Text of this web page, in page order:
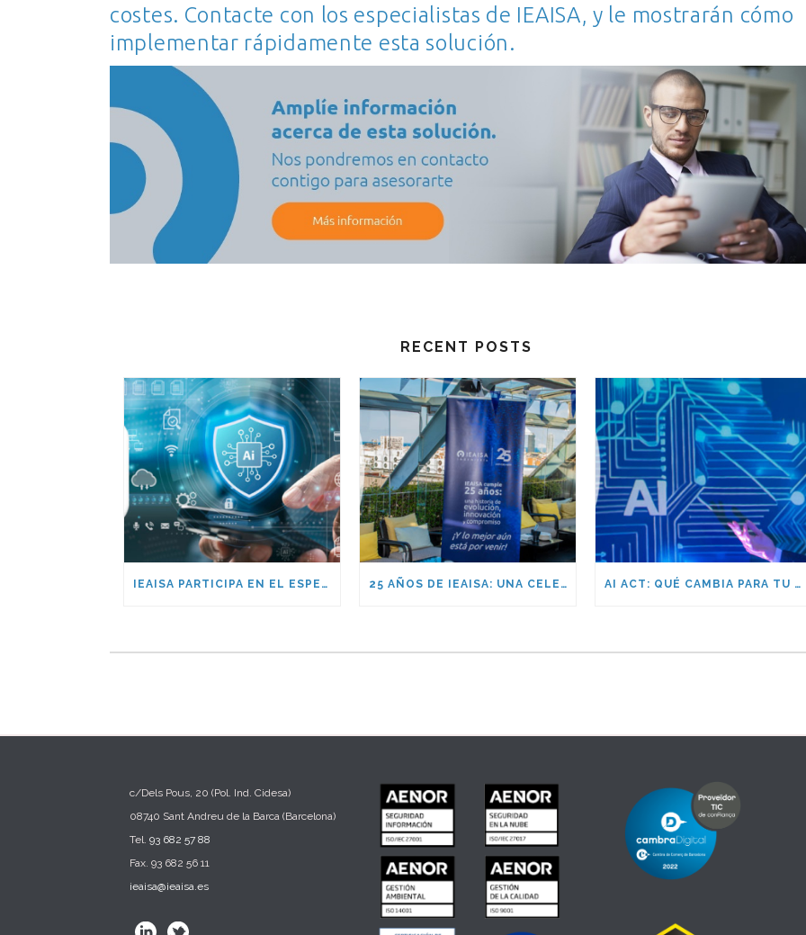
costes. Contacte con los especialistas de IEAISA, y le mostrarán cómo
implementar rápidamente esta solución.
RECENT POSTS
IEAISA PARTICIPA EN EL ESPECIAL DE CIBERSEGURIDAD EN LA ERA DE LA IA DE ESADE 25 AÑOS DE IEAISA: UNA CELEBRACIÓN PARA RECORDAR AI ACT: QUÉ CAMBIA PARA TU EMPRESA Y CÓMO PREPARARTE
c/Dels Pous, 20 (Pol. Ind. Cidesa)
08740 Sant Andreu de la Barca (Barcelona)
Tel. 93 682 57 88
Fax. 93 682 56 11
ieaisa@ieaisa.es